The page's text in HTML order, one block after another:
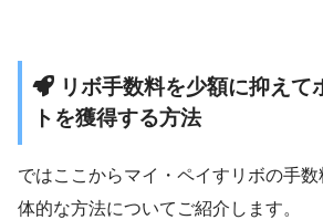
リボ手数料を少額に抑えて
トを獲得する方法
ではここからマイ・ペイすリボの手
体的な方法についてご紹介します。